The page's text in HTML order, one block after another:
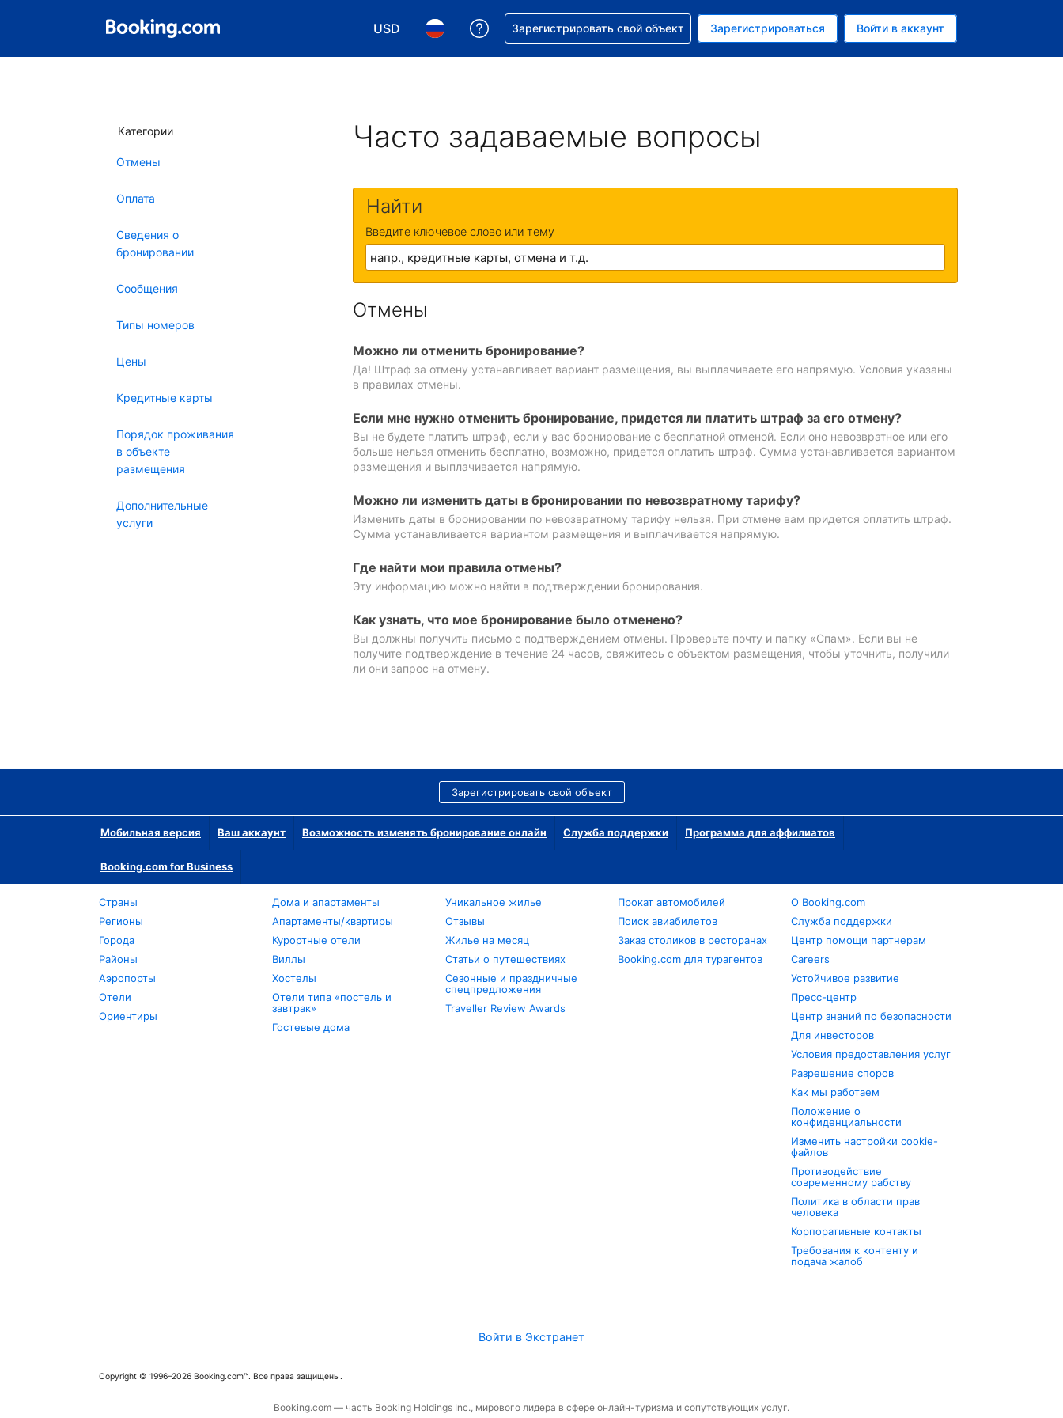
USD
Выберите валюту. Текущая валюта — Доллар США
Выберите язык. Текущий язык — На русском
Получите помощь с бронированием
Зарегистрировать свой объект Зарегистрироваться Войти в аккаунт
Категории
Отмены
Оплата
Сведения о
бронировании
Сообщения
Типы номеров
Цены
Кредитные карты
Порядок проживания
в объекте
размещения
Дополнительные
услуги
Часто задаваемые вопросы
Найти
Введите ключевое слово или тему
Отмены
Можно ли отменить бронирование?
Да! Штраф за отмену устанавливает вариант размещения, вы выплачиваете его напрямую. Условия указаны
в правилах отмены.
Если мне нужно отменить бронирование, придется ли платить штраф за его отмену?
Вы не будете платить штраф, если у вас бронирование с бесплатной отменой. Если оно невозвратное или его
больше нельзя отменить бесплатно, возможно, придется оплатить штраф. Сумма устанавливается вариантом
размещения и выплачивается напрямую.
Можно ли изменить даты в бронировании по невозвратному тарифу?
Изменить даты в бронировании по невозвратному тарифу нельзя. При отмене вам придется оплатить штраф.
Сумма устанавливается вариантом размещения и выплачивается напрямую.
Где найти мои правила отмены?
Эту информацию можно найти в подтверждении бронирования.
Как узнать, что мое бронирование было отменено?
Вы должны получить письмо с подтверждением отмены. Проверьте почту и папку «Спам». Если вы не
получите подтверждение в течение 24 часов, свяжитесь с объектом размещения, чтобы уточнить, получили
ли они запрос на отмену.
Зарегистрировать свой объект
Мобильная версия Ваш аккаунт Возможность изменять бронирование онлайн Служба поддержки Программа для аффилиатов
Booking.com for Business
Страны
Регионы
Города
Районы
Аэропорты
Отели
Ориентиры
Дома и апартаменты
Апартаменты/квартиры
Курортные отели
Виллы
Хостелы
Отели типа «постель и
завтрак»
Гостевые дома
Уникальное жилье
Отзывы
Жилье на месяц
Статьи о путешествиях
Сезонные и праздничные
спецпредложения
Traveller Review Awards
Прокат автомобилей
Поиск авиабилетов
Заказ столиков в ресторанах
Booking.com для турагентов
О Booking.com
Служба поддержки
Центр помощи партнерам
Careers
Устойчивое развитие
Пресс-центр
Центр знаний по безопасности
Для инвесторов
Условия предоставления услуг
Разрешение споров
Как мы работаем
Положение о
конфиденциальности
Изменить настройки cookie-
файлов
Противодействие
современному рабству
Политика в области прав
человека
Корпоративные контакты
Требования к контенту и
подача жалоб
Войти в Экстранет
Copyright © 1996–2026 Booking.com™. Все права защищены.
Booking.com — часть Booking Holdings Inc., мирового лидера в сфере онлайн-туризма и сопутствующих услуг.